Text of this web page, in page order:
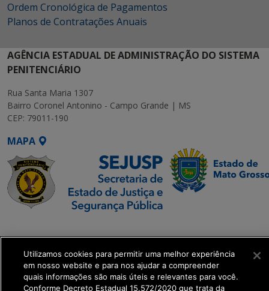
Ordem Cronológica de Pagamentos
Planos de Contratações Anuais
AGÊNCIA ESTADUAL DE ADMINISTRAÇÃO DO SISTEMA
PENITENCIÁRIO
Rua Santa Maria 1307
Bairro Coronel Antonino - Campo Grande | MS
CEP: 79011-190
MAPA
Executiva de
Transformação Digital
get_footer();
Utilizamos cookies para permitir uma melhor experiência
em nosso website e para nos ajudar a compreender
quais informações são mais úteis e relevantes para você.
Conforme Decreto Estadual 15.572/2020 que trata da